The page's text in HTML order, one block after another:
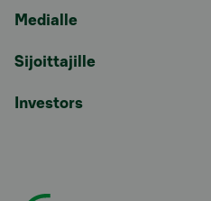
Medialle
Sijoittajille
Investors